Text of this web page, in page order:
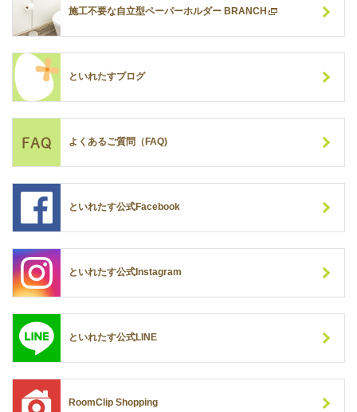
施工不要な自立型ペーパーホルダー BRANCH
といれたすブログ
よくあるご質問（FAQ)
といれたす公式Facebook
といれたす公式Instagram
といれたす公式LINE
RoomClip Shopping